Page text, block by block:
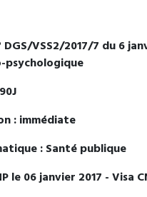
DGS/VSS2/2017/7 du 6
psychologique
: immédiate
: Santé publique
le 06 janvier 2017 - Visa